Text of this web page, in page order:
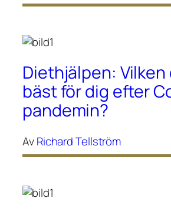
Diethjälpen:
bäst för dig efter
pandemin?
AvRichard Tellström